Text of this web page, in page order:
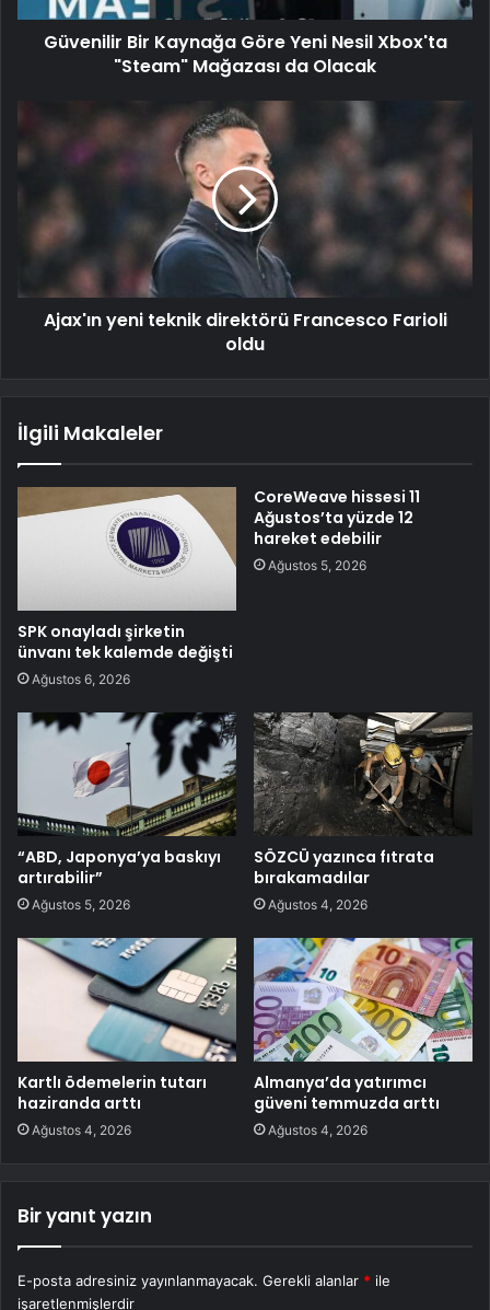
Güvenilir Bir Kaynağa Göre Yeni Nesil Xbox'ta
"Steam" Mağazası da Olacak
Ajax'ın yeni teknik direktörü Francesco Farioli
oldu
İlgili Makaleler
SPK onayladı şirketin
ünvanı tek kalemde değişti
Ağustos 6, 2026
CoreWeave hissesi 11
Ağustos’ta yüzde 12
hareket edebilir
Ağustos 5, 2026
“ABD, Japonya’ya baskıyı
artırabilir”
Ağustos 5, 2026
SÖZCÜ yazınca fıtrata
bırakamadılar
Ağustos 4, 2026
Kartlı ödemelerin tutarı
haziranda arttı
Ağustos 4, 2026
Almanya’da yatırımcı
güveni temmuzda arttı
Ağustos 4, 2026
Bir yanıt yazın
E-posta adresiniz yayınlanmayacak. Gerekli alanlar * ile
işaretlenmişlerdir